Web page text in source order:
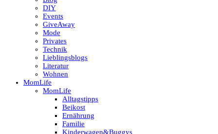
DIY
Events
GiveAway
Mode
Privates
Technik
Lieblingsblogs
Literatur
Wohnen
MomLife
MomLife
Alltagstipps
Beikost
Ernährung
Familie
Kinderwagen&Buggys